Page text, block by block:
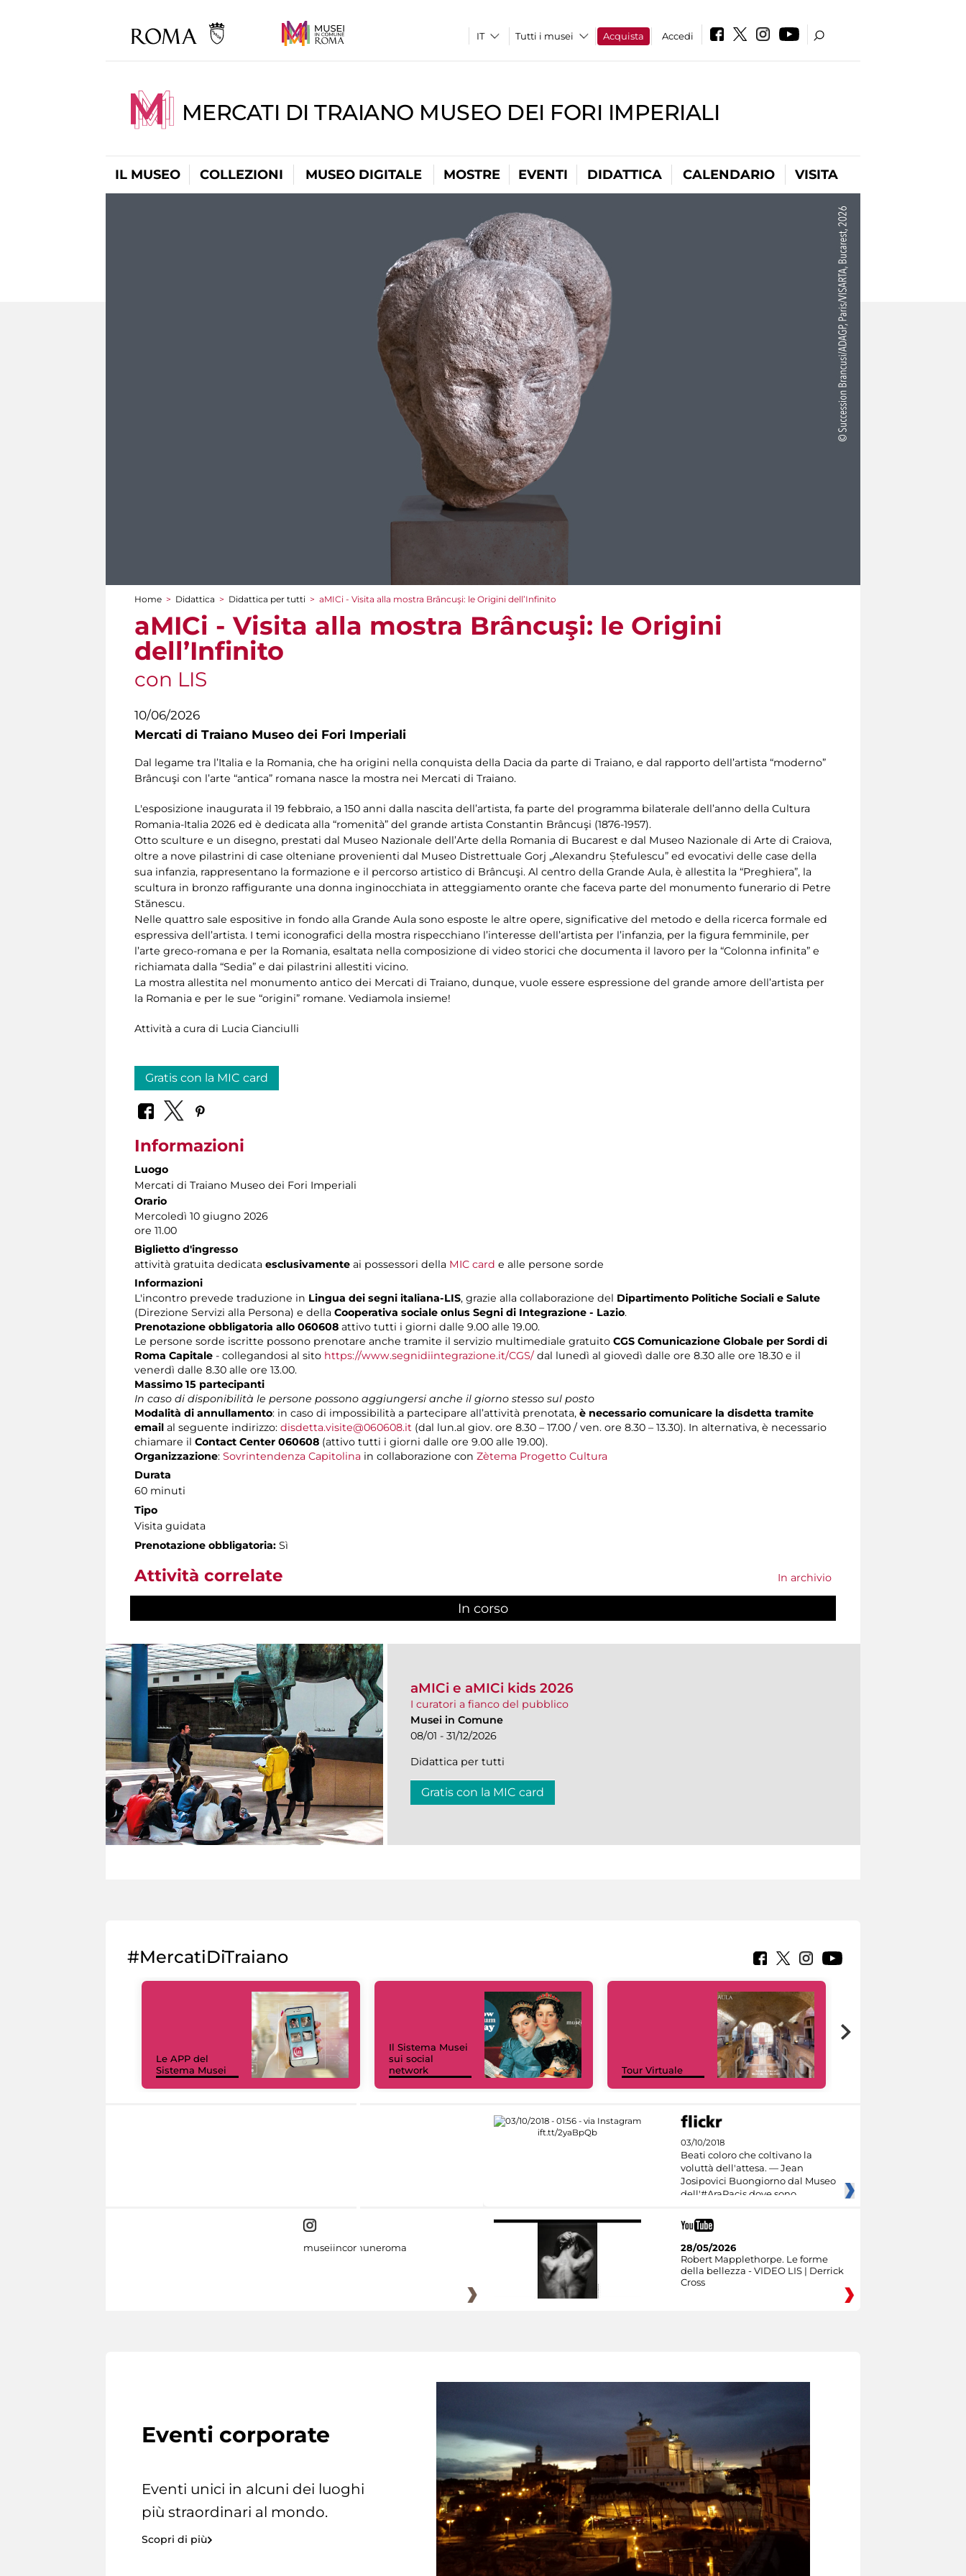
Tutti i musei Acquista Accedi
MERCATI DI TRAIANO MUSEO DEI FORI IMPERIALI
IL MUSEO COLLEZIONI MUSEO DIGITALE MOSTRE EVENTI DIDATTICA CALENDARIO VISITA
Tu sei qui
Home > Didattica > Didattica per tutti > aMICi - Visita alla mostra Brâncuşi: le Origini dell’Infinito
aMICi - Visita alla mostra Brâncuşi: le Origini
dell’Infinito
con LIS
10/06/2026
Mercati di Traiano Museo dei Fori Imperiali
Dal legame tra l’Italia e la Romania, che ha origini nella conquista della Dacia da parte di Traiano, e dal rapporto dell’artista “moderno”
Brâncuşi con l’arte “antica” romana nasce la mostra nei Mercati di Traiano.
L'esposizione inaugurata il 19 febbraio, a 150 anni dalla nascita dell’artista, fa parte del programma bilaterale dell’anno della Cultura
Romania-Italia 2026 ed è dedicata alla “romenità” del grande artista Constantin Brâncuşi (1876-1957).
Otto sculture e un disegno, prestati dal Museo Nazionale dell’Arte della Romania di Bucarest e dal Museo Nazionale di Arte di Craiova,
oltre a nove pilastrini di case olteniane provenienti dal Museo Distrettuale Gorj „Alexandru Ștefulescu” ed evocativi delle case della
sua infanzia, rappresentano la formazione e il percorso artistico di Brâncuşi. Al centro della Grande Aula, è allestita la “Preghiera”, la
scultura in bronzo raffigurante una donna inginocchiata in atteggiamento orante che faceva parte del monumento funerario di Petre
Stănescu.
Nelle quattro sale espositive in fondo alla Grande Aula sono esposte le altre opere, significative del metodo e della ricerca formale ed
espressiva dell’artista. I temi iconografici della mostra rispecchiano l’interesse dell’artista per l’infanzia, per la figura femminile, per
l’arte greco-romana e per la Romania, esaltata nella composizione di video storici che documenta il lavoro per la “Colonna infinita” e
richiamata dalla “Sedia” e dai pilastrini allestiti vicino.
La mostra allestita nel monumento antico dei Mercati di Traiano, dunque, vuole essere espressione del grande amore dell’artista per
la Romania e per le sue “origini” romane. Vediamola insieme!
Attività a cura di Lucia Cianciulli
Gratis con la MIC card
Informazioni
Luogo
Mercati di Traiano Museo dei Fori Imperiali
Orario
Mercoledì 10 giugno 2026
ore 11.00
Biglietto d'ingresso
attività gratuita dedicata esclusivamente ai possessori della MIC card e alle persone sorde
Informazioni
L'incontro prevede traduzione in Lingua dei segni italiana-LIS, grazie alla collaborazione del Dipartimento Politiche Sociali e Salute
(Direzione Servizi alla Persona) e della Cooperativa sociale onlus Segni di Integrazione - Lazio.
Prenotazione obbligatoria allo 060608 attivo tutti i giorni dalle 9.00 alle 19.00.
Le persone sorde iscritte possono prenotare anche tramite il servizio multimediale gratuito CGS Comunicazione Globale per Sordi di
Roma Capitale - collegandosi al sito https://www.segnidiintegrazione.it/CGS/dal lunedì al giovedì dalle ore 8.30 alle ore 18.30 e il
venerdì dalle 8.30 alle ore 13.00.
Massimo 15 partecipanti
In caso di disponibilità le persone possono aggiungersi anche il giorno stesso sul posto
Modalità di annullamento: in caso di impossibilità a partecipare all’attività prenotata, è necessario comunicare la disdetta tramite
email al seguente indirizzo: disdetta.visite@060608.it (dal lun.al giov. ore 8.30 – 17.00 / ven. ore 8.30 – 13.30). In alternativa, è necessario
chiamare il Contact Center 060608 (attivo tutti i giorni dalle ore 9.00 alle 19.00).
Organizzazione: Sovrintendenza Capitolina in collaborazione con Zètema Progetto Cultura
Durata
60 minuti
Tipo
Visita guidata
Prenotazione obbligatoria: Sì
Attività correlate In archivio
In corso
aMICi e aMICi kids 2026
I curatori a fianco del pubblico
Musei in Comune
08/01 - 31/12/2026
Didattica per tutti
Gratis con la MIC card
#MercatiDiTraiano
Le APP del
Sistema Musei
Il Sistema Musei
sui social
network
Tour Virtuale
03/10/2018
Beati coloro che coltivano la
voluttà dell'attesa. — Jean
Josipovici Buongiorno dal Museo
dell'#AraPacis dove sono
museiincomuneroma
28/05/2026
Robert Mapplethorpe. Le forme
della bellezza - VIDEO LIS | Derrick
Cross
Eventi corporate
Eventi unici in alcuni dei luoghi
più straordinari al mondo.
Scopri di più